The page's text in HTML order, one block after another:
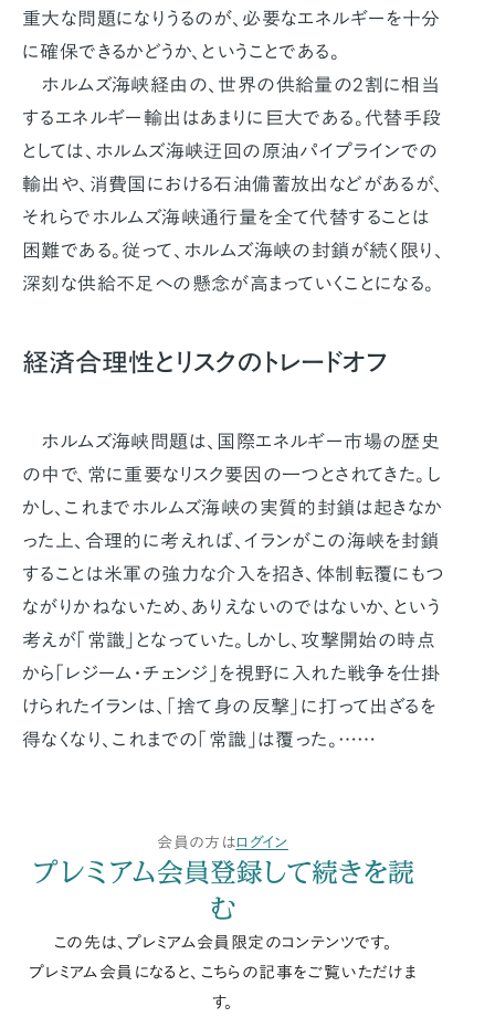
重大な問題になりうるのが、必要なエネルギーを十分
に確保できるかどうか、ということである。
ホルムズ海峡経由の、世界の供給量の2割に相当
するエネルギー輸出はあまりに巨大である。代替手段
としては、ホルムズ海峡迂回の原油パイプラインでの
輸出や、消費国における石油備蓄放出などがあるが、
それらでホルムズ海峡通行量を全て代替することは
困難である。従って、ホルムズ海峡の封鎖が続く限り、
深刻な供給不足への懸念が高まっていくことになる。
経済合理性とリスクのトレードオフ
ホルムズ海峡問題は、国際エネルギー市場の歴史
の中で、常に重要なリスク要因の一つとされてきた。し
かし、これまでホルムズ海峡の実質的封鎖は起きなか
った上、合理的に考えれば、イランがこの海峡を封鎖
することは米軍の強力な介入を招き、体制転覆にもつ
ながりかねないため、ありえないのではないか、という
考えが「常識」となっていた。しかし、攻撃開始の時点
から「レジーム・チェンジ」を視野に入れた戦争を仕掛
けられたイランは、「捨て身の反撃」に打って出ざるを
得なくなり、これまでの「常識」は覆った。……
会員の方はログイン
プレミアム会員登録して続きを読
む
この先は、プレミアム会員限定のコンテンツです。
プレミアム会員になると、こちらの記事をご覧いただけま
す。